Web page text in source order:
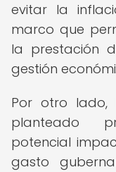
evitar la
marco que
la prestación
gestión
Por otro lado,
planteado
potencial
gasto